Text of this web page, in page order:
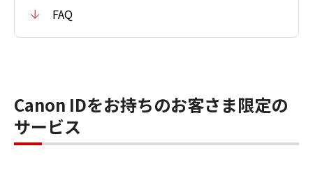
FAQ
Canon IDをお持ちのお客さま限定の
サービス